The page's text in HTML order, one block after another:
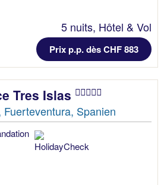
5 nuits, Hôtel & Vol
Prix p.p. dès CHF 883
Tres Islas
Spanien